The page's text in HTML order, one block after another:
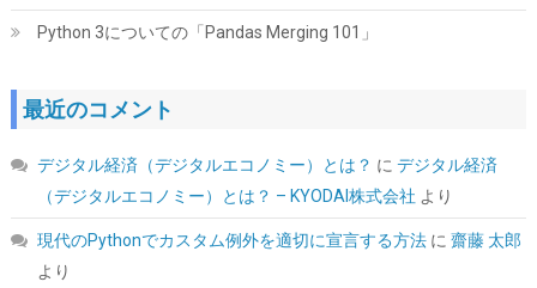
Crucial(クルーシャル) PRO (マイクロン製) デスクトップ用メモリ
16GBX2枚 DDR4-3200 メーカー制限付無期限保証
CP2K16G4DFRA32A【国内正規代理店品】
Python 3についての「Pandas Merging 101」
最近のコメント
デジタル経済（デジタルエコノミー）とは？ に デジタル経済
（デジタルエコノミー）とは？ – KYODAI株式会社 より
現代のPythonでカスタム例外を適切に宣言する方法に 齋藤 太郎
より